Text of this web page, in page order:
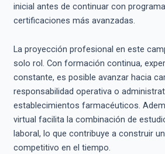
inicial antes de continuar con
certificaciones más avanzadas.
La proyección profesional en este
solo rol. Con formación continua,
constante, es posible avanzar hacia
responsabilidad operativa o
establecimientos farmacéuticos.
virtual facilita la combinación de
laboral, lo que contribuye a construir
competitivo en el tiempo.